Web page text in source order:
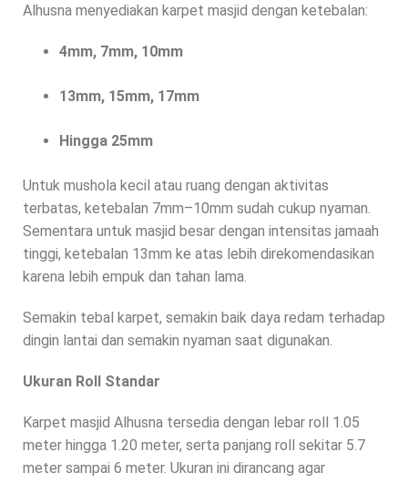
Alhusna menyediakan karpet masjid dengan ketebalan:
4mm, 7mm, 10mm
13mm, 15mm, 17mm
Hingga 25mm
Untuk mushola kecil atau ruang dengan aktivitas
terbatas, ketebalan 7mm–10mm sudah cukup nyaman.
Sementara untuk masjid besar dengan intensitas jamaah
tinggi, ketebalan 13mm ke atas lebih direkomendasikan
karena lebih empuk dan tahan lama.
Semakin tebal karpet, semakin baik daya redam terhadap
dingin lantai dan semakin nyaman saat digunakan.
Ukuran Roll Standar
Karpet masjid Alhusna tersedia dengan lebar roll 1.05
meter hingga 1.20 meter, serta panjang roll sekitar 5.7
meter sampai 6 meter. Ukuran ini dirancang agar